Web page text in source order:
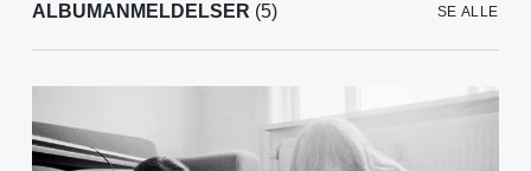
ALBUMANMELDELSER (5) SE ALLE